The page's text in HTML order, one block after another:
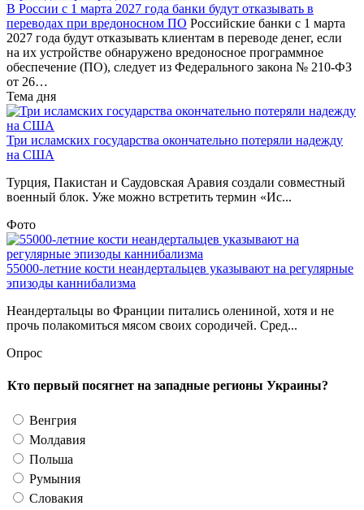
В России с 1 марта 2027 года банки будут отказывать в
переводах при вредоносном ПО Российские банки с 1 марта
2027 года будут отказывать клиентам в переводе денег, если
на их устройстве обнаружено вредоносное программное
обеспечение (ПО), следует из Федерального закона № 210-ФЗ
от 26…
Тема дня
Три исламских государства окончательно потеряли надежду
на США
Турция, Пакистан и Саудовская Аравия создали совместный
военный блок. Уже можно встретить термин «Ис...
Фото
55000-летние кости неандертальцев указывают на регулярные
эпизоды каннибализма
Неандертальцы во Франции питались олениной, хотя и не
прочь полакомиться мясом своих сородичей. Сред...
Опрос
Кто первый посягнет на западные регионы Украины?
Венгрия
Молдавия
Польша
Румыния
Словакия